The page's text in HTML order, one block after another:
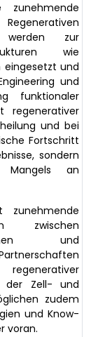
werden zur
wie
eingesetzt und
und
funktionaler
regenerativer
und bei
Fortschritt
sondern
an
zunehmende
zwischen
und
regenerativer
der Zell- und
zudem
und Know-
voran.